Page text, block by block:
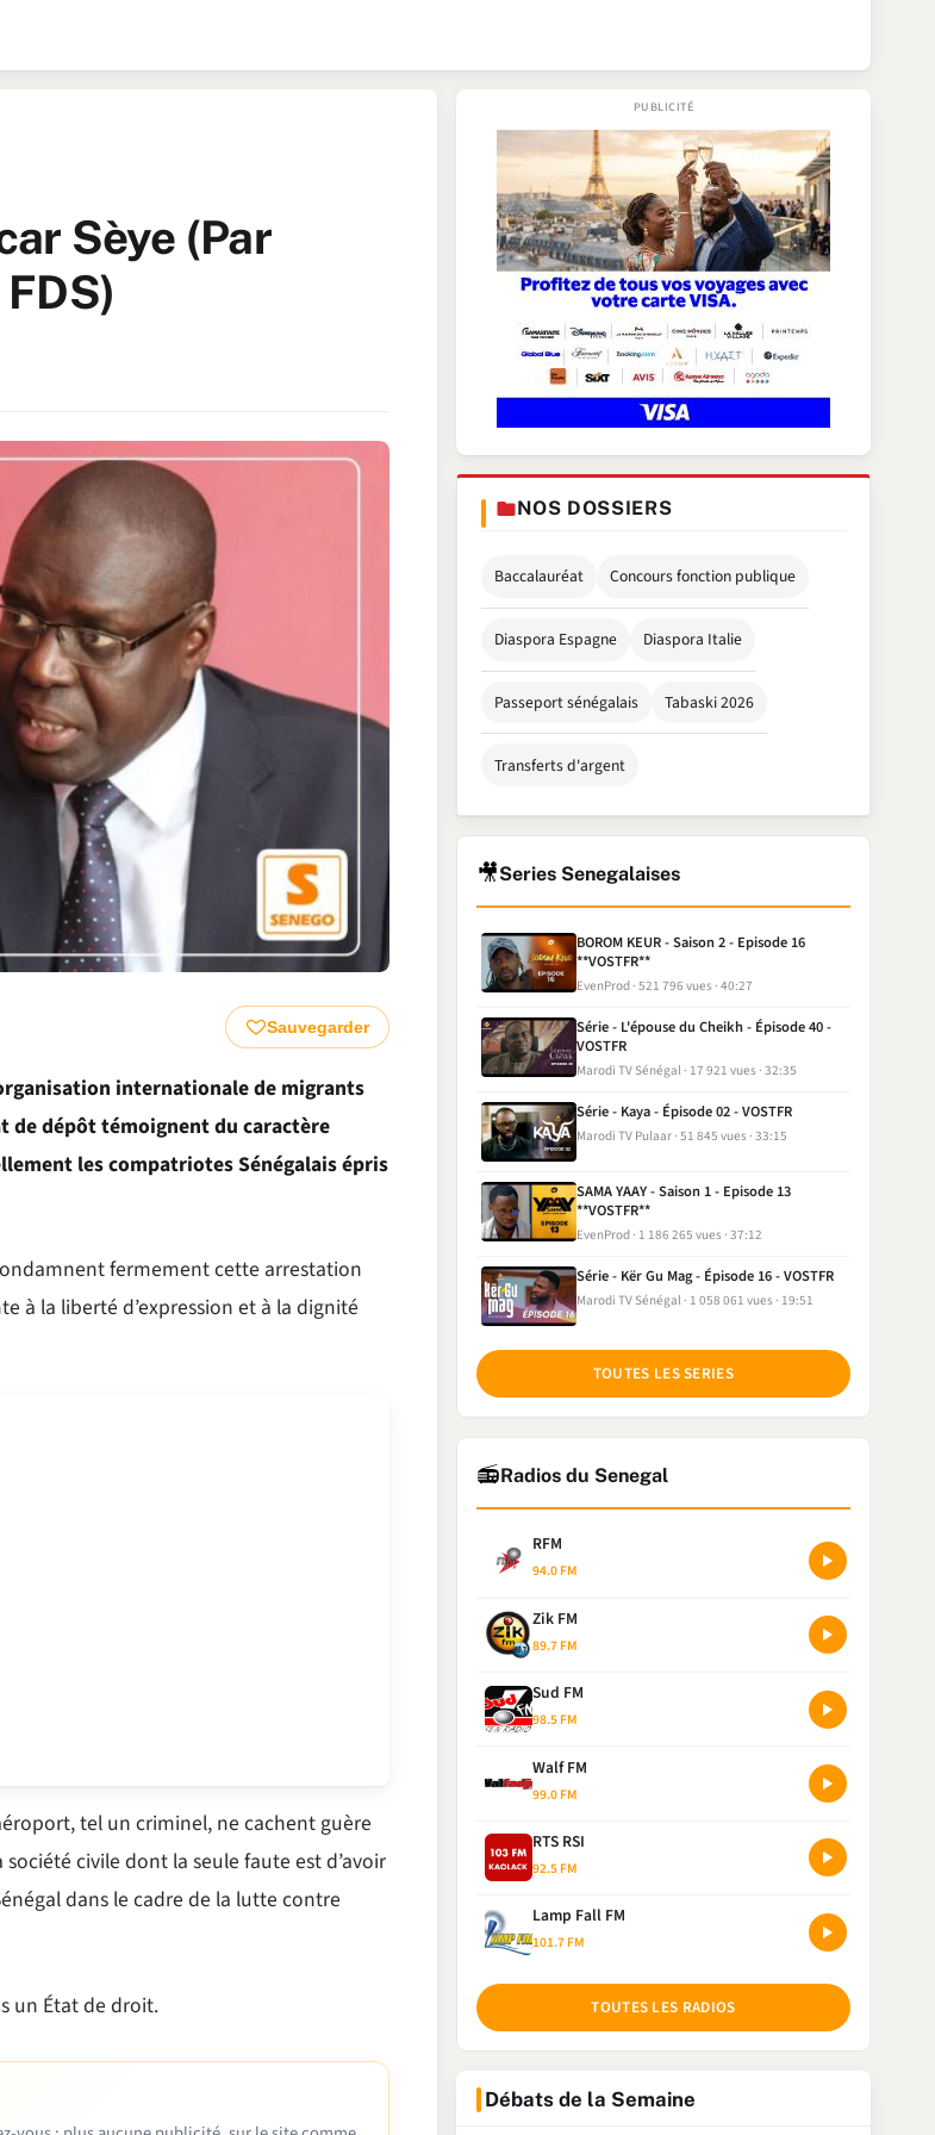
Sèye (Par
FDS)
Sauvegarder
internationale de migrants
de dépôt témoignent du caractère
les compatriotes Sénégalais épris
fermement cette arrestation
à la liberté d’expression et à la dignité
tel un criminel, ne cachent guère
civile dont la seule faute est d’avoir
dans le cadre de la lutte contre
un État de droit.
NOS DOSSIERS
Baccalauréat Concours fonction publique
Diaspora Espagne Diaspora Italie
Passeport sénégalais Tabaski 2026
Transferts d'argent
🎥Series Senegalaises
BOROM KEUR - Saison 2 - Episode 16
**VOSTFR**
EvenProd 521 796 vues 40:27
Série - L'épouse du Cheikh - Épisode 40 -
VOSTFR
Marodi TV Sénégal 17 921 vues 32:35
Série - Kaya - Épisode 02 - VOSTFR
Marodi TV Pulaar 51 845 vues 33:15
SAMA YAAY - Saison 1 - Episode 13
**VOSTFR**
EvenProd 1 186 265 vues 37:12
Série - Kër Gu Mag - Épisode 16 - VOSTFR
Marodi TV Sénégal 1 058 061 vues 19:51
TOUTES LES SERIES
📻Radios du Senegal
RFM
94.0 FM
Zik FM
89.7 FM
Sud FM
98.5 FM
Walf FM
99.0 FM
RTS RSI
92.5 FM
Lamp Fall FM
101.7 FM
TOUTES LES RADIOS
Débats de la Semaine